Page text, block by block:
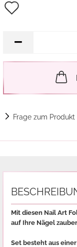
Merkzettel
Frage zum Produkt
Mit diesen Nail Art
auf Ihre Nägel
Set besteht aus